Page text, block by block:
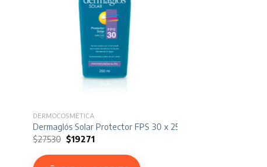
DERMOCOSMÉTICA
Dermaglós Solar Protector FPS 30 x 250 ml
$27530 El
precio
original
$19271El
actual